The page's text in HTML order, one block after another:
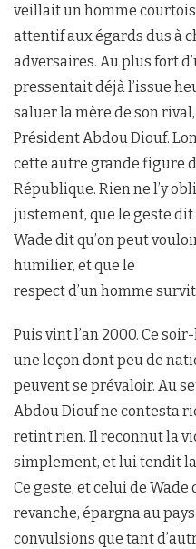
veillait un homme
attentif aux égards dus à
adversaires. Au plus fort
pressentait déjà l’issue
saluer la mère de son
Président Abdou Diouf.
cette autre grande figure
République. Rien ne l’y
justement, que le geste
Wade dit qu’on peut
humilier, et que le
respect d’un homme
Puis vint l’an 2000. Ce
une leçon dont peu de
peuvent se prévaloir. Au
Abdou Diouf ne contesta
retint rien. Il reconnut la
simplement, et lui tendit
Ce geste, et celui de
revanche, épargna au
convulsions que tant